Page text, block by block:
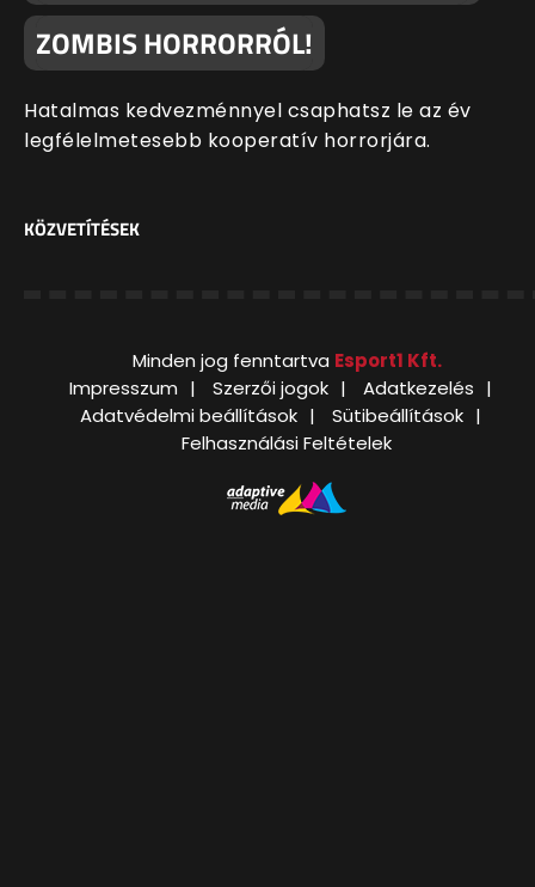
ZOMBIS HORRORRÓL!
Hatalmas kedvezménnyel csaphatsz le az év
legfélelmetesebb kooperatív horrorjára.
KÖZVETÍTÉSEK
Minden jog fenntartva Esport1 Kft.
Impresszum
Szerzői jogok
Adatkezelés
Adatvédelmi beállítások
Sütibeállítások
Felhasználási Feltételek